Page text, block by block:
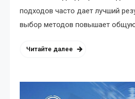
подходов часто дает лучший
выбор методов повышает общую
Читайте далее